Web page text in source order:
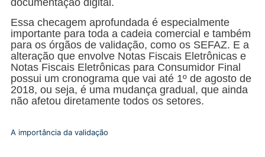
documentação digital.
Essa checagem aprofundada é especialmente
importante para toda a cadeia comercial e também
para os órgãos de validação, como os SEFAZ. E a
alteração que envolve Notas Fiscais Eletrônicas e
Notas Fiscais Eletrônicas para Consumidor Final
possui um cronograma que vai até 1º de agosto de
2018, ou seja, é uma mudança gradual, que ainda
não afetou diretamente todos os setores.
A importância da validação